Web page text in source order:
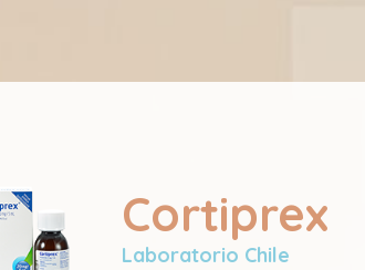
Cortiprex
Laboratorio Chile